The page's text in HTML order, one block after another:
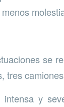
se
tres
intensa y